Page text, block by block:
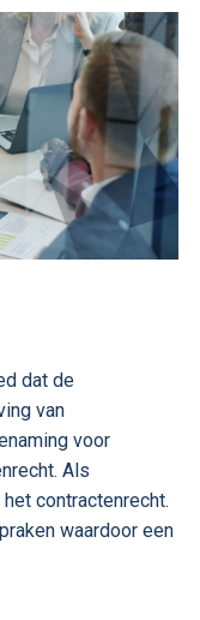
dat de
van
voor
Als
contractenrecht.
waardoor een